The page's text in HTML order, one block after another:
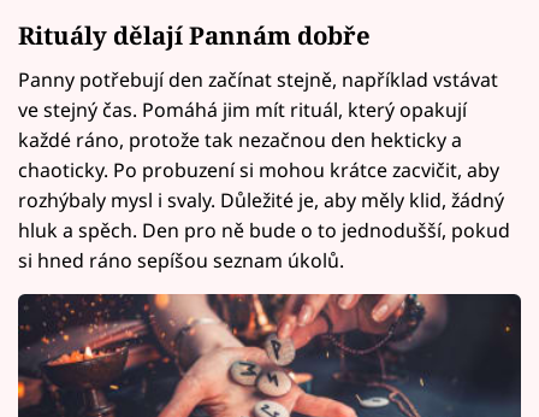
Rituály dělají Pannám dobře
Panny potřebují den začínat stejně, například vstávat
ve stejný čas. Pomáhá jim mít rituál, který opakují
každé ráno, protože tak nezačnou den hekticky a
chaoticky. Po probuzení si mohou krátce zacvičit, aby
rozhýbaly mysl i svaly. Důležité je, aby měly klid, žádný
hluk a spěch. Den pro ně bude o to jednodušší, pokud
si hned ráno sepíšou seznam úkolů.